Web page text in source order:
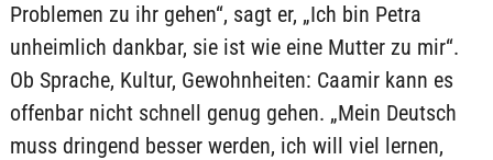
Problemen zu ihr gehen“, sagt er, „Ich bin Petra
unheimlich dankbar, sie ist wie eine Mutter zu mir“.
Ob Sprache, Kultur, Gewohnheiten: Caamir kann es
offenbar nicht schnell genug gehen. „Mein Deutsch
muss dringend besser werden, ich will viel lernen,